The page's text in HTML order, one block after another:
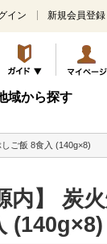
イン 新規会員登録
域から探す
ご飯 8食入 (140g×8)
内】 炭
(140g×8)